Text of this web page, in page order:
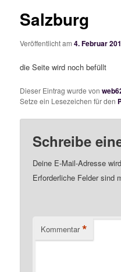
Salzburg
Veröffentlicht am4. Februar
die Seite wird noch befüllt
Dieser Eintrag wurde von
Setze ein Lesezeichen für den
Schreibe
Deine E-Mail-Adresse
Erforderliche Felder sind
Kommentar *